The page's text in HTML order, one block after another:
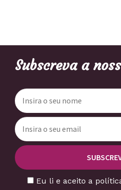
Subscreva a
Eu li e aceito a